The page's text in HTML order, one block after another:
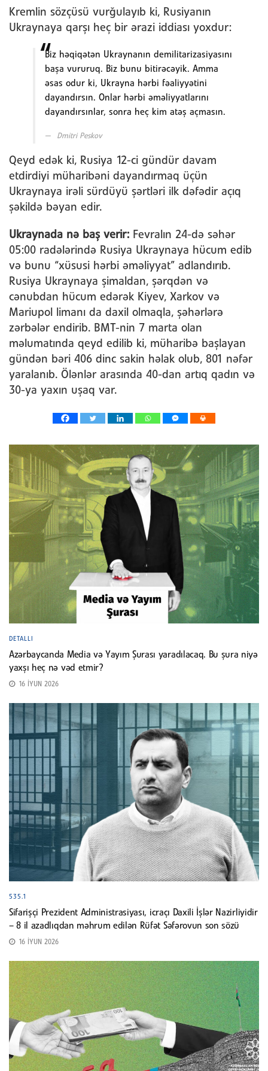
Kremlin sözçüsü vurğulayıb ki, Rusiyanın
Ukraynaya qarşı heç bir ərazi iddiası yoxdur:
Biz həqiqətən Ukraynanın demilitarizasiyasını
başa vururuq. Biz bunu bitirəcəyik. Amma
əsas odur ki, Ukrayna hərbi fəaliyyətini
dayandırsın. Onlar hərbi əməliyyatlarını
dayandırsınlar, sonra heç kim atəş açmasın.
Dmitri Peskov
Qeyd edək ki, Rusiya 12-ci gündür davam
etdirdiyi müharibəni dayandırmaq üçün
Ukraynaya irəli sürdüyü şərtləri ilk dəfədir açıq
şəkildə bəyan edir.
Ukraynada nə baş verir: Fevralın 24-də səhər
05:00 radələrində Rusiya Ukraynaya hücum edib
və bunu “xüsusi hərbi əməliyyat” adlandırıb.
Rusiya Ukraynaya şimaldan, şərqdən və
cənubdan hücum edərək Kiyev, Xarkov və
Mariupol limanı da daxil olmaqla, şəhərlərə
zərbələr endirib. BMT-nin 7 marta olan
məlumatında qeyd edilib ki, müharibə başlayan
gündən bəri 406 dinc sakin həlak olub, 801 nəfər
yaralanıb. Ölənlər arasında 40-dan artıq qadın və
30-ya yaxın uşaq var.
DETALLI
Azərbaycanda Media və Yayım Şurası yaradılacaq. Bu şura niyə
yaxşı heç nə vəd etmir?
16 İYUN 2026
535.1
Sifarişçi Prezident Administrasiyası, icraçı Daxili İşlər Nazirliyidir
– 8 il azadlıqdan məhrum edilən Rüfət Səfərovun son sözü
16 İYUN 2026